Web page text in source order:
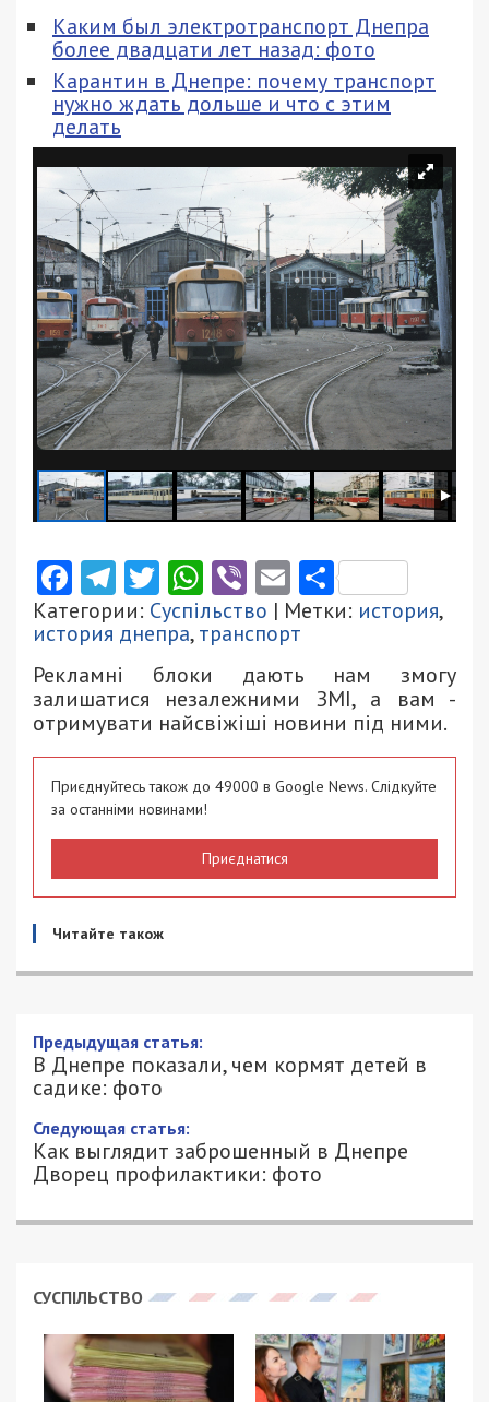
Каким был электротранспорт Днепра
более двадцати лет назад: фото
Карантин в Днепре: почему транспорт
нужно ждать дольше и что с этим
делать
Facebook
Telegram
Twitter
WhatsApp
ViberEmail
Категории: Суспільство | Метки: история,
история днепра,транспорт
Рекламні блоки дають нам змогу
залишатися незалежними ЗМІ, а вам -
отримувати найсвіжіші новини під ними.
Приєднуйтесь також до 49000 в Google News. Слідкуйте
за останніми новинами!
Приєднатися
Читайте також
Предыдущая статья:
В Днепре показали, чем кормят детей в
садике: фото
Следующая статья:
Как выглядит заброшенный в Днепре
Дворец профилактики: фото
СУСПІЛЬСТВО